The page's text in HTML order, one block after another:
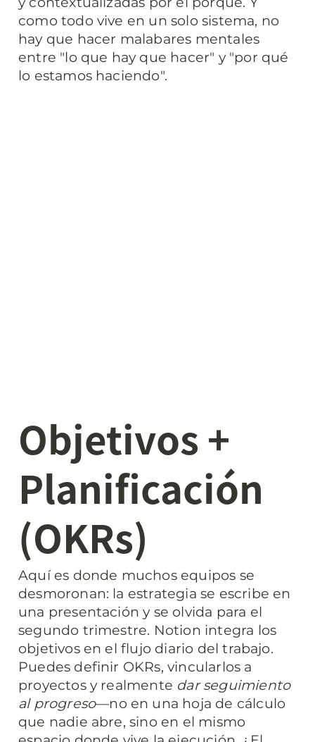
como todo vive en un solo sistema, no
hay que hacer malabares mentales
entre "lo que hay que hacer" y "por qué
lo estamos haciendo".
Objetivos +
Planificación
(OKRs)
Aquí es donde muchos equipos se
desmoronan: la estrategia se escribe en
una presentación y se olvida para el
segundo trimestre. Notion integra los
objetivos en el flujo diario del trabajo.
Puedes definir OKRs, vincularlos a
proyectos y realmente dar seguimiento
al progreso—no en una hoja de cálculo
que nadie abre, sino en el mismo